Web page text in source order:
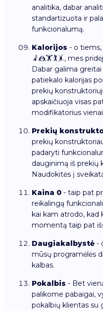
analitika, dabar
standartizuota ir
funkcionalumą.
Kalorijos - o tiems,
🤾🤼🏋🏌🤸, mes
Dabar galima
patiekalo kalorijas
prekių
apskaičiuoja visas
modifikatorius vienai
Prekių
prekių
padaryti
dauginimą iš prekių
Naudokitės į
Kaina 0 - taip pat
reikalingą
kai kam atrodo, kad
momentą taip pat
Daugiakalbystė -
mūsų programėlės
kalbas.
Pokalbis - Bet
palikome pabaigai,
pokalbių klientas